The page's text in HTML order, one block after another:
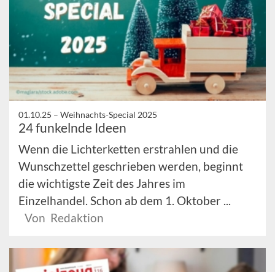
01.10.25 – Weihnachts-Special 2025
24 funkelnde Ideen
Wenn die Lichterketten erstrahlen und die
Wunschzettel geschrieben werden, beginnt
die wichtigste Zeit des Jahres im
Einzelhandel. Schon ab dem 1. Oktober ...
Von Redaktion